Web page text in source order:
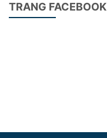
TRANG FACEBOOK